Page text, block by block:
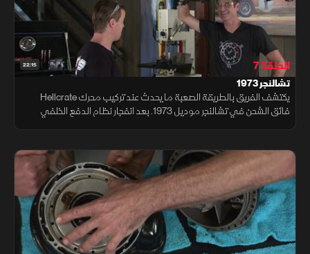
22:15 الحلقة 7
تشالنجر 1973
يكتشف الفريق بالطريقة الصعبة ما يحدث عند تركيب محرك Hellcrate
فائق الشحن في تشالنجر موديل 1973. بعد انفجار نظام الدفع الخلفي